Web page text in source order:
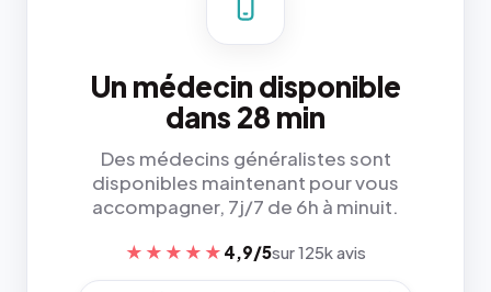
Un médecin disponible
dans 28 min
Des médecins généralistes sont
disponibles maintenant pour vous
accompagner, 7j/7 de 6h à minuit.
★★★★★ 4,9/5sur 125k avis